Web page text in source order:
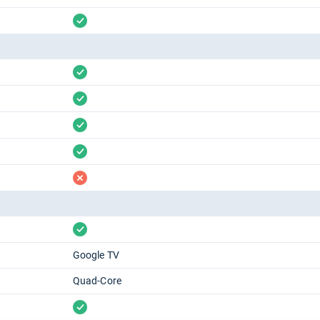
vorhanden
vorhanden
vorhanden
vorhanden
vorhanden
fehlt
vorhanden
Google TV
Quad-Core
vorhanden